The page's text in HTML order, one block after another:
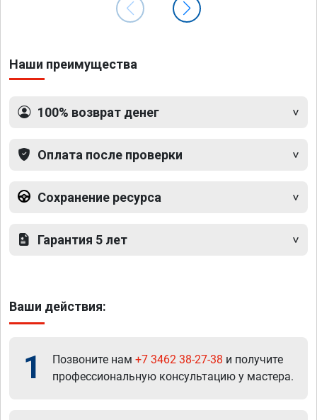
Наши преимущества
100% возврат денег
Оплата после проверки
Сохранение ресурса
Гарантия 5 лет
Ваши действия:
1 Позвоните нам +7 3462 38-27-38 и получите
профессиональную консультацию у мастера.